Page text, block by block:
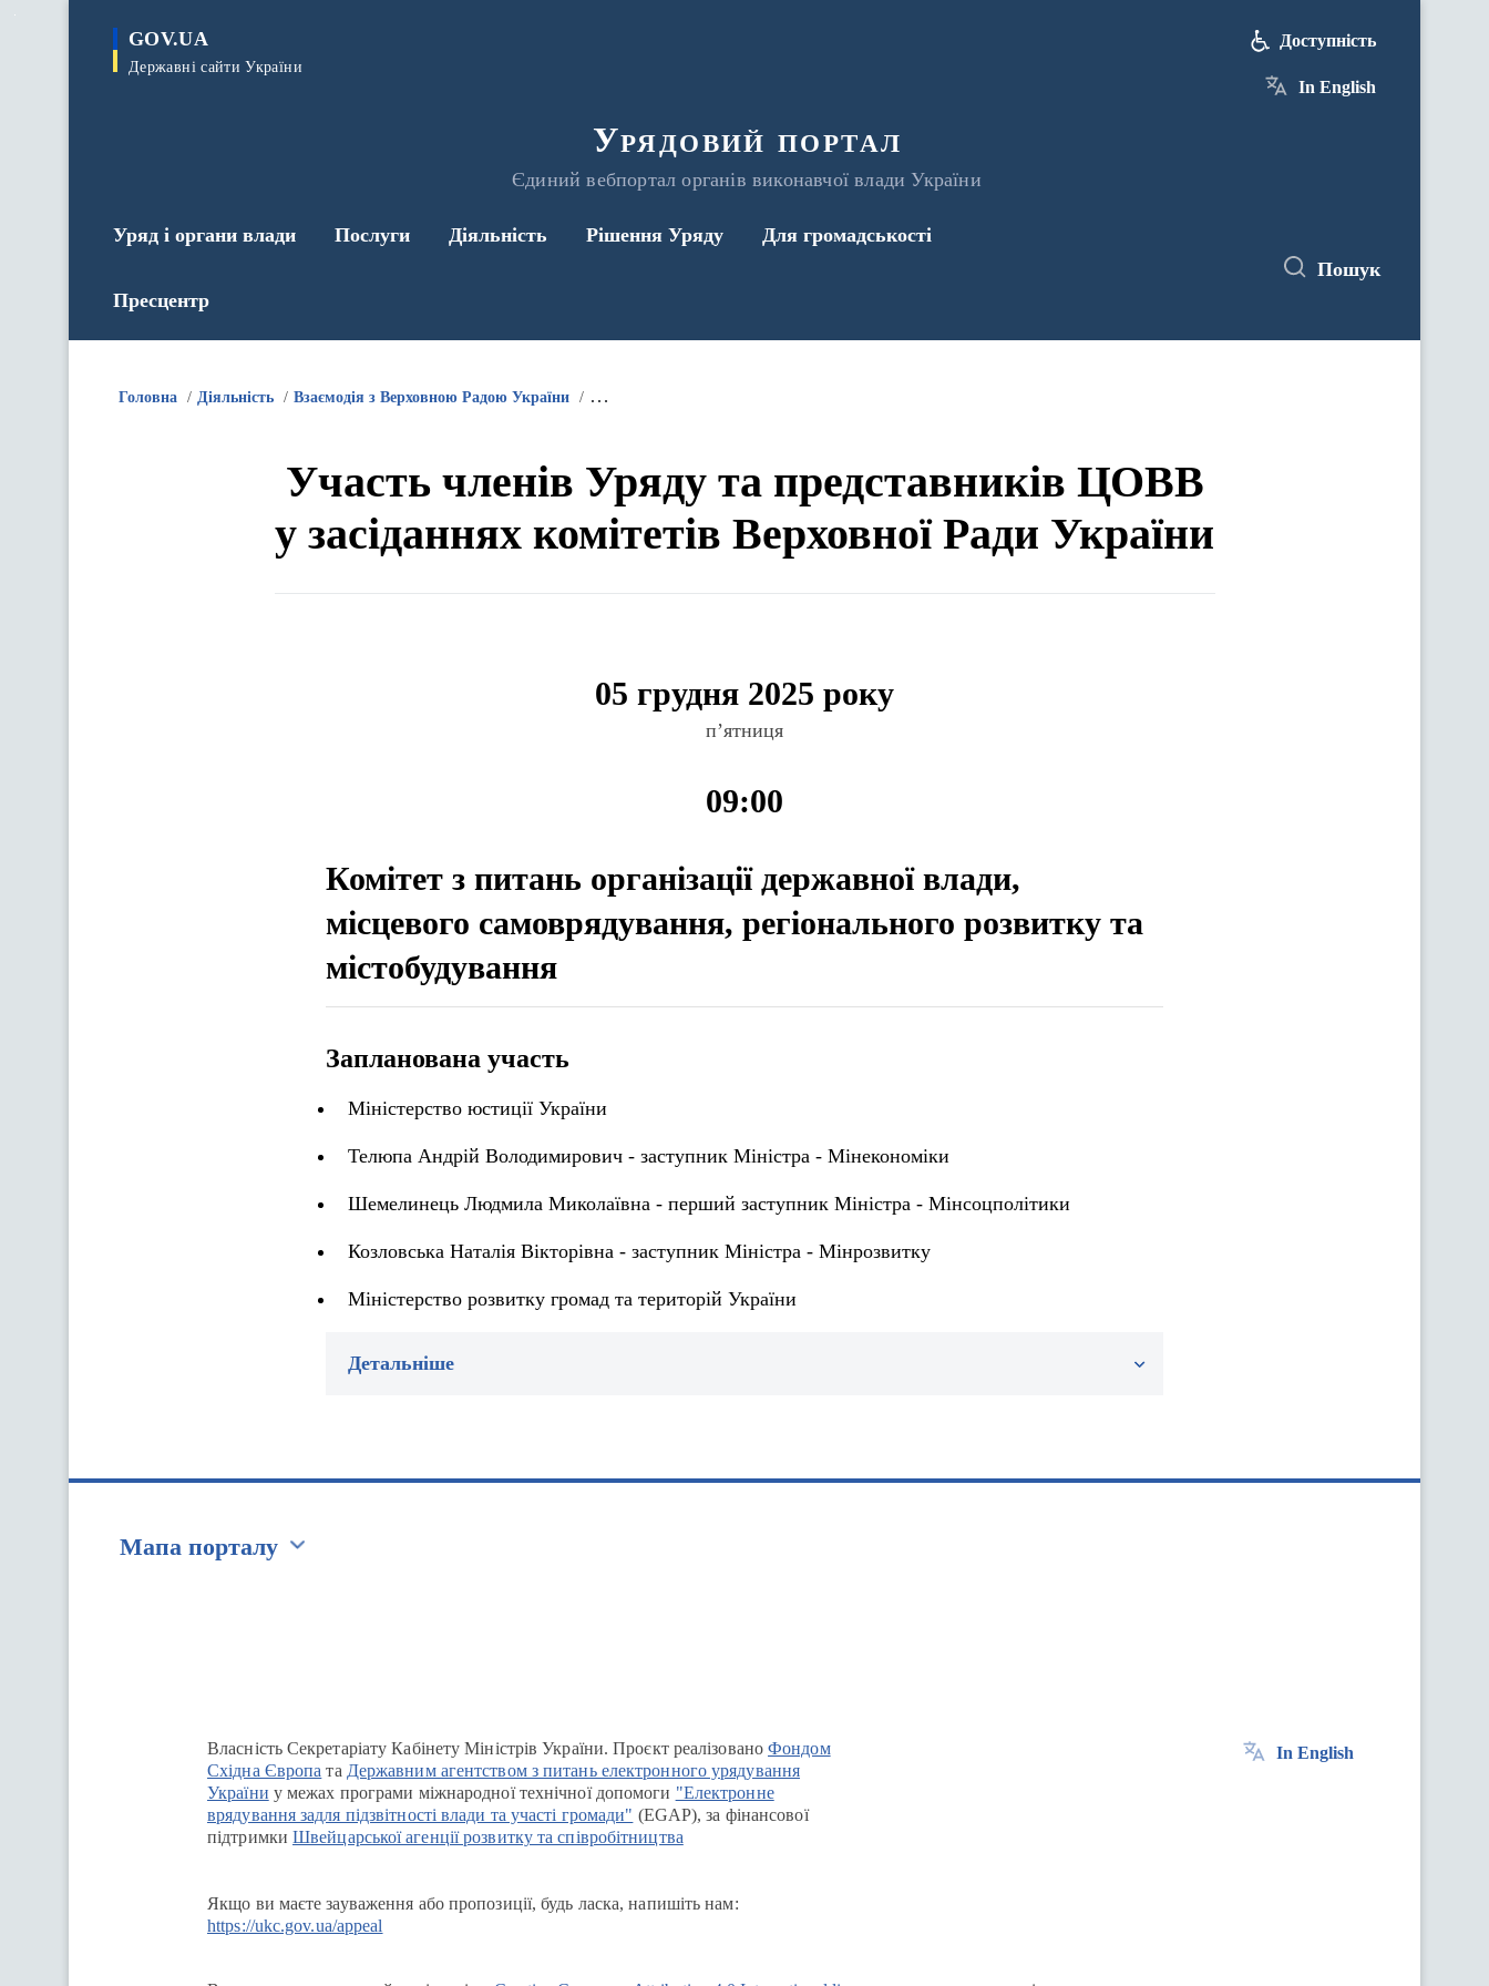
GOV.UA
Державні сайти України
Урядовий портал
Єдиний вебпортал органів виконавчої влади України
Доступність
In English
Уряд і органи влади Послуги Діяльність Рішення Уряду Для громадськості
Пресцентр
Пошук
Головна Діяльність Взаємодія з Верховною Радою України Інформація про участь членів Уряду та представників ЦОВВ у засіданнях комітетів Верховної Ради України
Участь членів Уряду та представників ЦОВВ
у засіданнях комітетів Верховної Ради України
05 грудня 2025 року
п’ятниця
09:00
Комітет з питань організації державної влади,
місцевого самоврядування, регіонального розвитку та
містобудування
Запланована участь
Міністерство юстиції України
Телюпа Андрій Володимирович - заступник Міністра - Мінекономіки
Шемелинець Людмила Миколаївна - перший заступник Міністра - Мінсоцполітики
Козловська Наталія Вікторівна - заступник Міністра - Мінрозвитку
Міністерство розвитку громад та територій України
Детальніше
Мапа порталу
Власність Секретаріату Кабінету Міністрів України. Проєкт реалізованоФондом
Східна Європа та Державним агентством з питань електронного урядування
України у межах програми міжнародної технічної допомоги "Електронне
врядування задля підзвітності влади та участі громади" (EGAP), за фінансової
підтримки Швейцарської агенції розвитку та співробітництва
Якщо ви маєте зауваження або пропозиції, будь ласка, напишіть нам:
https://ukc.gov.ua/appeal
In English